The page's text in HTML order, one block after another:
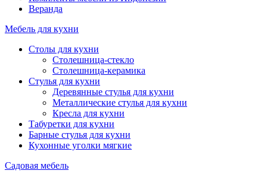
Веранда
Мебель для кухни
Столы для кухни
Столешница-стекло
Столешница-керамика
Стулья для кухни
Деревянные стулья для кухни
Металлические стулья для кухни
Кресла для кухни
Табуретки для кухни
Барные стулья для кухни
Кухонные уголки мягкие
Садовая мебель